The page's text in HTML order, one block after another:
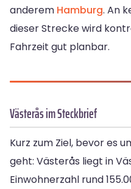
anderem Hamburg. An
dieser Strecke wird
Fahrzeit gut planbar.
Västerås im Steckbrief
Kurz zum Ziel, bevor es
geht: Västerås liegt in
Einwohnerzahl rund